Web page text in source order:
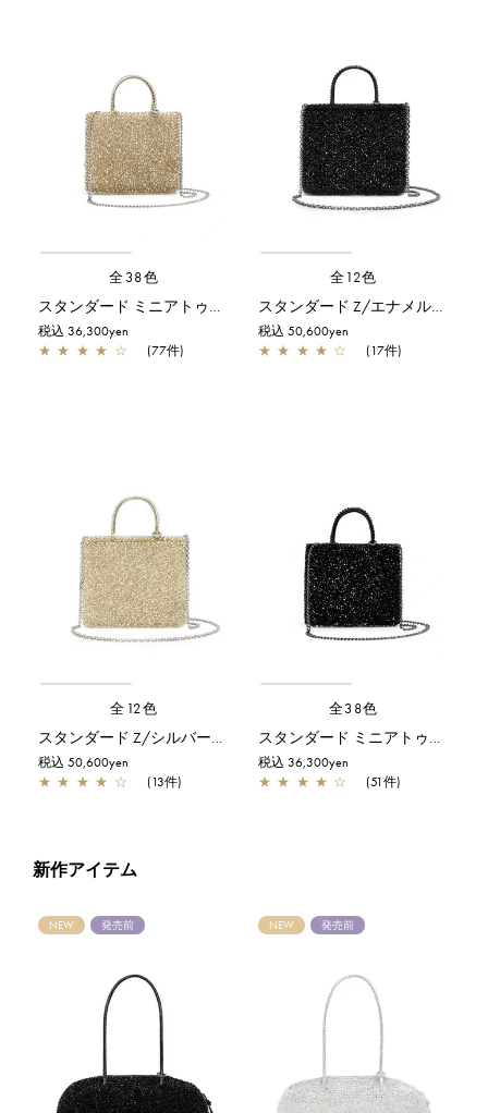
全38色
スタンダード ミニアトゥーラ/シルバーゴールド
税込 36,300yen
★ ★ ★ ★ ☆ (77件)
全12色
スタンダード Z/エナメルブラック
税込 50,600yen
★ ★ ★ ★ ☆ (17件)
全12色
スタンダード Z/シルバーゴールド
税込 50,600yen
★ ★ ★ ★ ☆ (13件)
全38色
スタンダード ミニアトゥーラ/エナメルブラック
税込 36,300yen
★ ★ ★ ★ ☆ (51件)
新作アイテム
NEW 発売前 NEW 発売前